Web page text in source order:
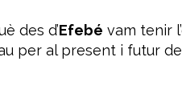
des d’Efebé vam tenir
per al present i futur